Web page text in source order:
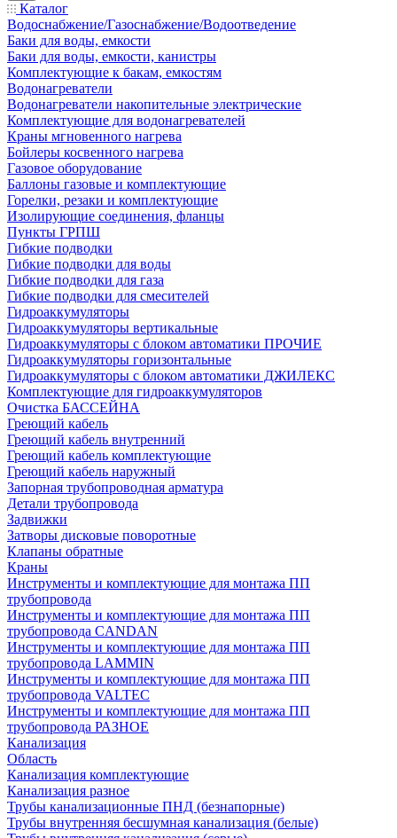
Каталог
Водоснабжение/Газоснабжение/Водоотведение
Баки для воды, емкости
Баки для воды, емкости, канистры
Комплектующие к бакам, емкостям
Водонагреватели
Водонагреватели накопительные электрические
Комплектующие для водонагревателей
Краны мгновенного нагрева
Бойлеры косвенного нагрева
Газовое оборудование
Баллоны газовые и комплектующие
Горелки, резаки и комплектующие
Изолирующие соединения, фланцы
Пункты ГРПШ
Гибкие подводки
Гибкие подводки для воды
Гибкие подводки для газа
Гибкие подводки для смесителей
Гидроаккумуляторы
Гидроаккумуляторы вертикальные
Гидроаккумуляторы с блоком автоматики ПРОЧИЕ
Гидроаккумуляторы горизонтальные
Гидроаккумуляторы с блоком автоматики ДЖИЛЕКС
Комплектующие для гидроаккумуляторов
Очистка БАССЕЙНА
Греющий кабель
Греющий кабель внутренний
Греющий кабель комплектующие
Греющий кабель наружный
Запорная трубопроводная арматура
Детали трубопровода
Задвижки
Затворы дисковые поворотные
Клапаны обратные
Краны
Инструменты и комплектующие для монтажа ПП
трубопровода
Инструменты и комплектующие для монтажа ПП
трубопровода CANDAN
Инструменты и комплектующие для монтажа ПП
трубопровода LAMMIN
Инструменты и комплектующие для монтажа ПП
трубопровода VALTEC
Инструменты и комплектующие для монтажа ПП
трубопровода РАЗНОЕ
Канализация
Область
Канализация комплектующие
Канализация разное
Трубы канализационные ПНД (безнапорные)
Трубы внутренняя бесшумная канализация (белые)